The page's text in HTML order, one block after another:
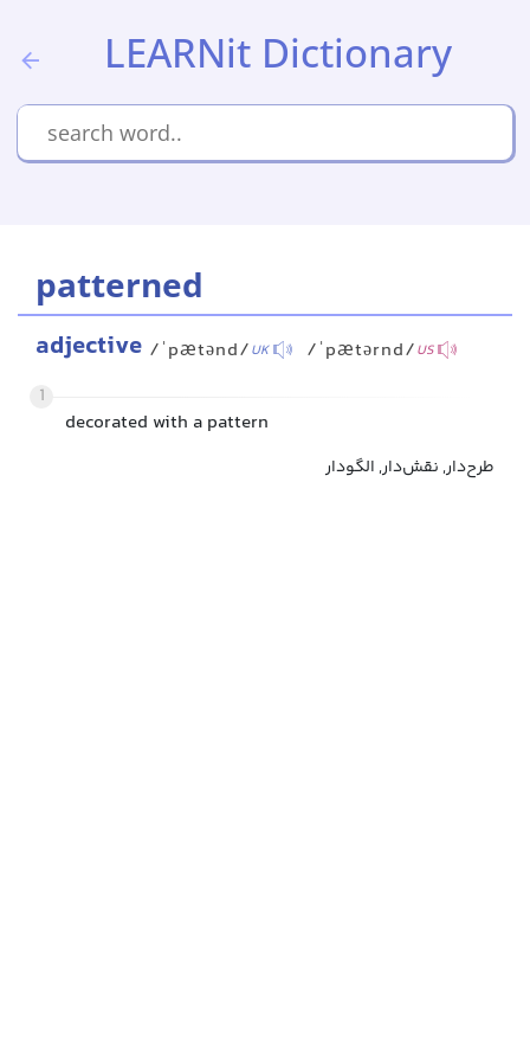
LEARNit Dictionary
patterned
adjective /ˈpætənd/UK /ˈpætərnd/US
1
decorated with a pattern
طرح‌دار, نقش‌دار, الگودار